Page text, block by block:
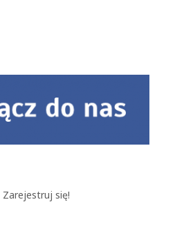
Zarejestruj się!